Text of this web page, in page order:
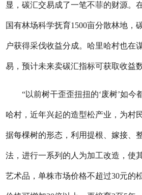
显，碳汇交易成了一笔不菲的财源。
国有林场科学抚育1500亩分散林地，
户获得采伐收益分成。哈里哈村也在
易，预计未来卖碳汇指标可获取收益
“以前树干歪歪扭扭的‘废树’如今都
哈村，近年兴起的造型松产业，为村
据每棵树的形态，利用提根、嫁接、
法，进行一系列的人为加工改造，使
艺术品，单株市场价格不超过30元的